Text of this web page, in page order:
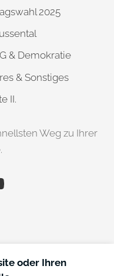
2025
& Demokratie
& Sonstiges
II.
Weg zu Ihrer
oder Ihren